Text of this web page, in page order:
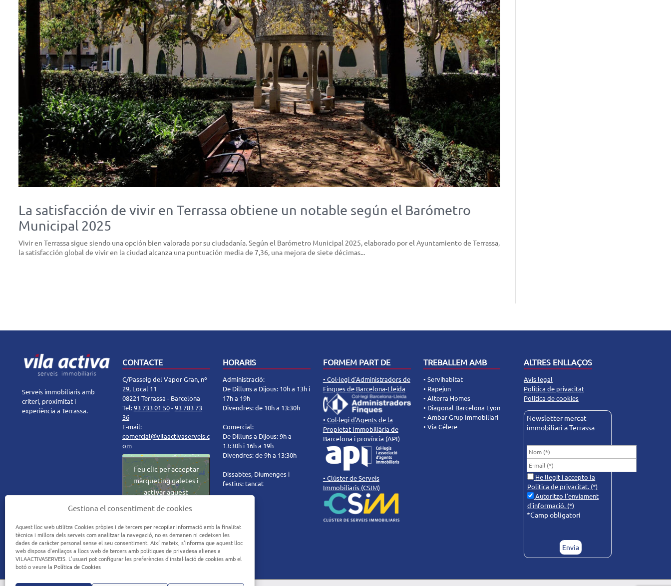
Gestiona el consentiment de cookies
Aquest lloc web utilitza Cookies pròpies i de tercers per recopilar informació amb la finalitat
tècnica i millora dels serveis com analitzar la navegació, no es demanen ni cedeixen les
dades de caràcter personal sense el seu consentiment. Així mateix, s'informa que aquest lloc
web disposa d'enllaços a llocs web de tercers amb polítiques de privadesa alienes a
VILAACTIVASERVEIS. L'usuari pot configurar les preferències d'instal·lació de cookies amb el
botó o veure la Política de Cookies
La satisfacción de vivir en Terrassa obtiene un notable según el Barómetro
Municipal 2025
Vivir en Terrassa sigue siendo una opción bien valorada por su ciudadanía. Según el Barómetro Municipal 2025, elaborado por el Ayuntamiento de Terrassa,
la satisfacción global de vivir en la ciudad alcanza una puntuación media de 7,36, una mejora de siete décimas...
Serveis immobiliaris amb
criteri, proximitat i
experiència a Terrassa.
CONTACTE
C/Passeig del Vapor Gran, nº
29, Local 11
08221 Terrassa - Barcelona
Tel:93 733 01 50-93 783 73
36
E-mail:
comercial@vilaactivaserveis.c
om
Feu clic per acceptar
màrqueting galetes i
activar aquest
contingut
HORARIS
Administració:
De Dilluns a Dijous: 10h a 13h i
17h a 19h
Divendres: de 10h a 13:30h
Comercial:
De Dilluns a Dijous: 9h a
13:30h i 16h a 19h
Divendres: de 9h a 13:30h
Dissabtes, Diumenges i
festius: tancat
FORMEM PART DE
• Col·legi d'Administradors de
Finques de Barcelona-Lleida
• Col·legi d'Agents de la
Propietat Immobiliària de
Barcelona i província (API)
• Clúster de Serveis
Immobiliaris (CSIM)
TREBALLEM AMB
• Servihabitat
• Rapejun
• Alterra Homes
• Diagonal Barcelona Lyon
• Ambar Grup Immobiliari
• Via Célere
ALTRES ENLLAÇOS
Avis legal
Politica de privacitat
Politica de cookies
Newsletter mercat
immobiliari a Terrassa
He llegit i accepto la
Politica de privacitat. (*)
Autoritzo l'enviament
d'informació. (*)
*Camp obligatori